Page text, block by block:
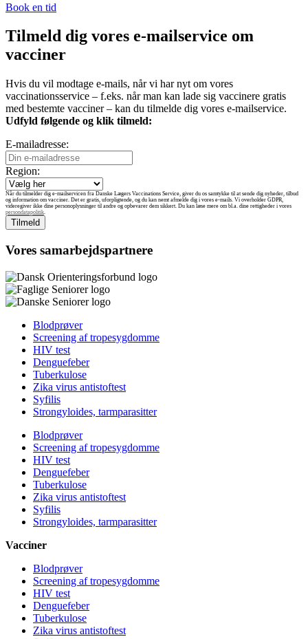
Book en tid
Tilmeld dig vores e-mailservice om
vacciner
Hvis du vil modtage e-mails, når vi har nyt om vores
vaccinationsservice – f.eks. når man kan lade sig vaccinere gratis
med bestemte vacciner – kan du tilmelde dig vores e-mailservice.
Udfyld følgende og klik tilmeld:
E-mailadresse:
Region:
Når du tilmelder dig e-mailservicen fra Danske Lægers Vaccinations Service, giver du os samtykke til at sende dig nyheder, tilbud
og information om vacciner. Det er gratis, uforpligtende, og du kan nemt afmelde dig i vores e-mails. Vi overholder GDPR,
videregiver ikke dine personoplysninger til andre og opbevarer dem sikkert. Du kan læse mere om bl.a. dine rettigheder i vores
persondatapolitik.
Vores samarbejdspartnere
Blodprøver
Screening af tropesygdomme
HIV test
Denguefeber
Tuberkulose
Zika virus antistoftest
Syfilis
Strongyloides, tarmparasitter
Blodprøver
Screening af tropesygdomme
HIV test
Denguefeber
Tuberkulose
Zika virus antistoftest
Syfilis
Strongyloides, tarmparasitter
Vacciner
Blodprøver
Screening af tropesygdomme
HIV test
Denguefeber
Tuberkulose
Zika virus antistoftest